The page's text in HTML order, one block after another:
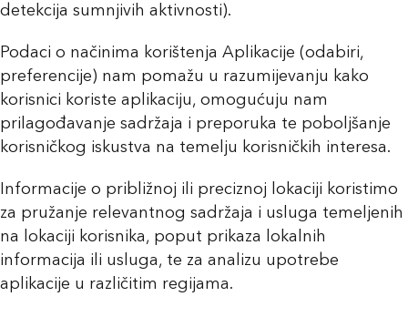
detekcija sumnjivih aktivnosti).
Podaci o načinima korištenja Aplikacije (odabiri,
preferencije) nam pomažu u razumijevanju kako
korisnici koriste aplikaciju, omogućuju nam
prilagođavanje sadržaja i preporuka te poboljšanje
korisničkog iskustva na temelju korisničkih interesa.
Informacije o približnoj ili preciznoj lokaciji koristimo
za pružanje relevantnog sadržaja i usluga temeljenih
na lokaciji korisnika, poput prikaza lokalnih
informacija ili usluga, te za analizu upotrebe
aplikacije u različitim regijama.